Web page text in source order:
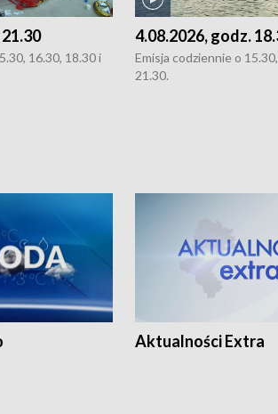
16.30, 18.30 i
4.08.2026, godz.
Emisja codziennie o
21.30.
Aktualności Extra